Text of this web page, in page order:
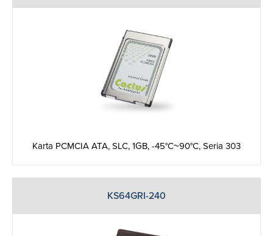
Karta PCMCIA ATA, SLC, 1GB, -45°C~90°C, Seria 303
KS64GRI-240